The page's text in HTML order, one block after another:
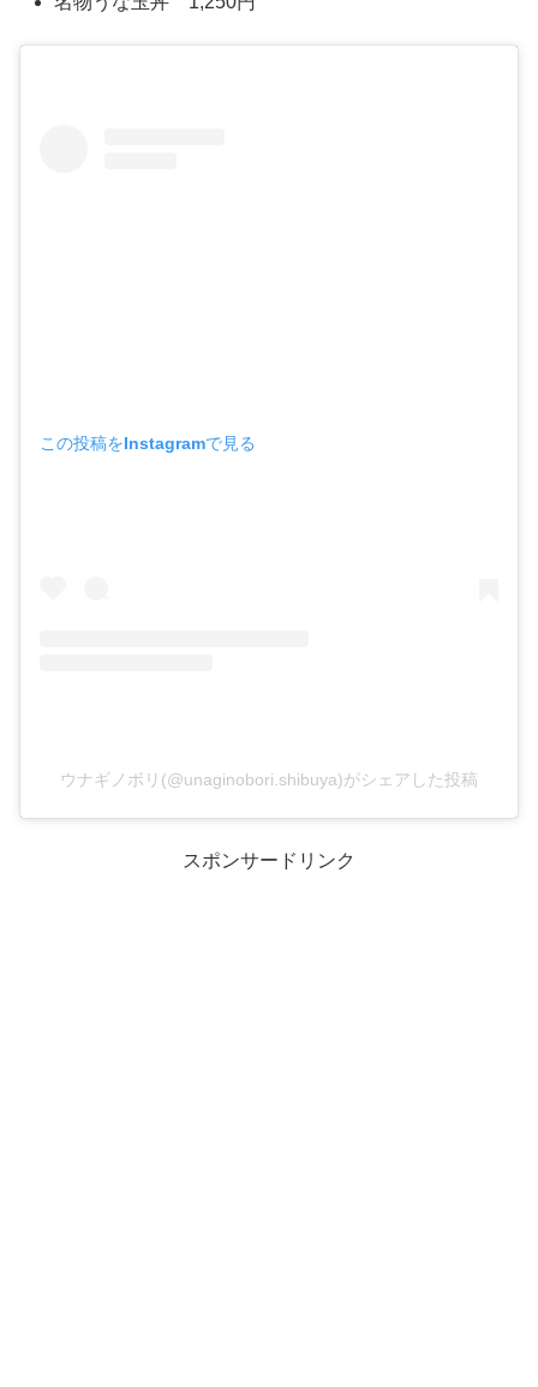
この投稿をInstagramで見る
ウナギノボリ(@unaginobori.shibuya)がシェアした投稿
スポンサードリンク